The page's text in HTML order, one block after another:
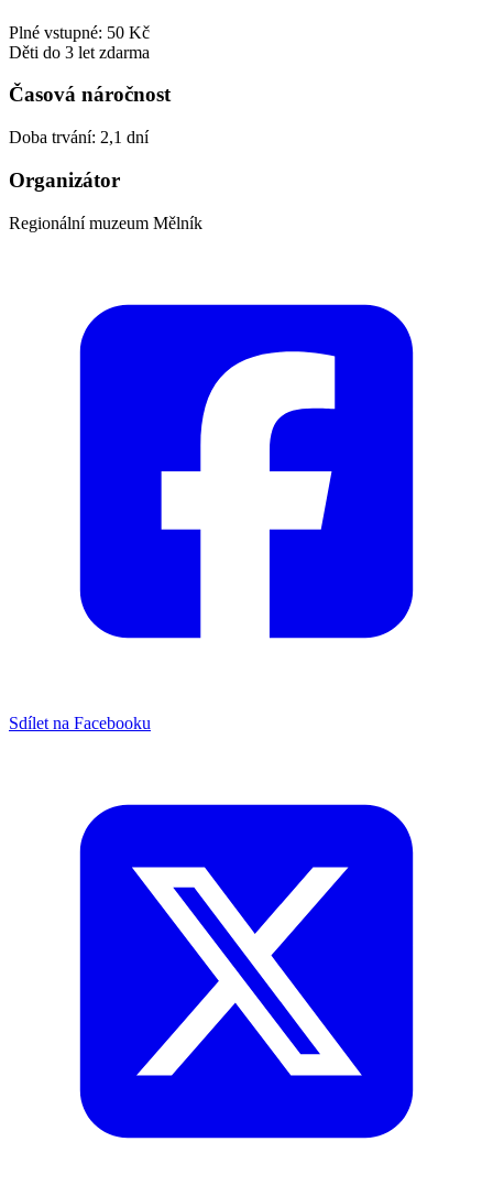
Plné vstupné: 50 Kč
Děti do 3 let zdarma
Časová náročnost
Doba trvání: 2,1 dní
Organizátor
Regionální muzeum Mělník
Sdílet na Facebooku